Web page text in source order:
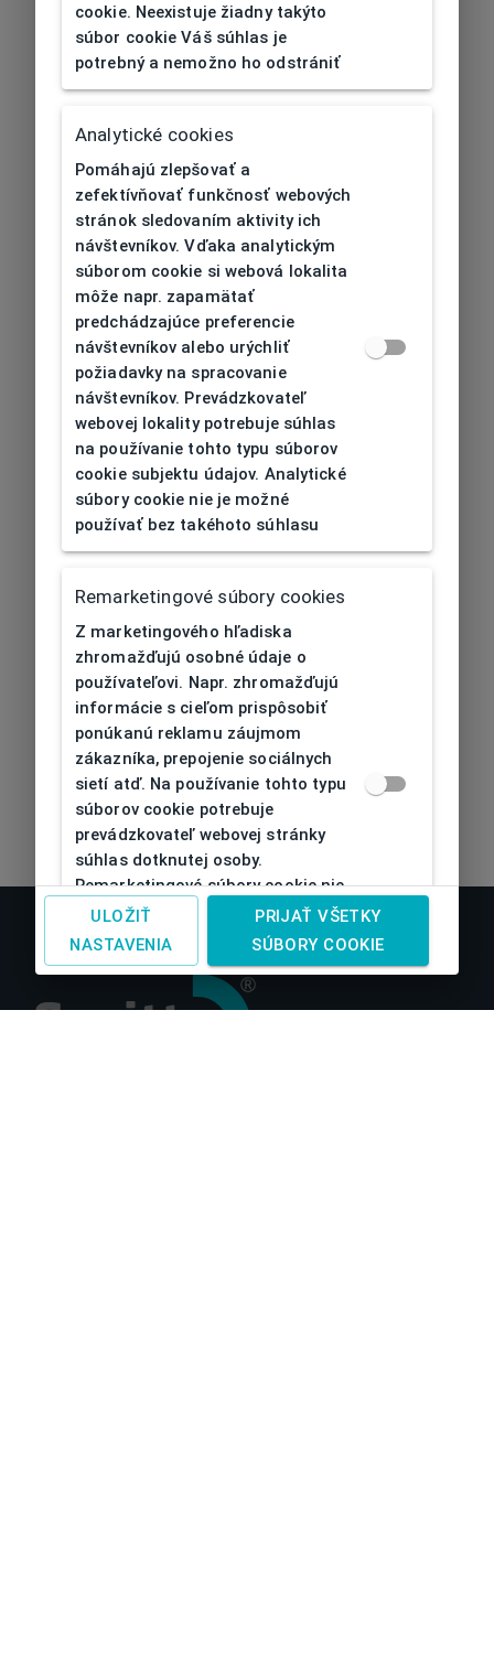
404| Nenájdené
cookie. Neexistuje žiadny takýto
súbor cookie Váš súhlas je
potrebný a nemožno ho odstrániť
Analytické cookies
Pomáhajú zlepšovať a
zefektívňovať funkčnosť webových
stránok sledovaním aktivity ich
návštevníkov. Vďaka analytickým
súborom cookie si webová lokalita
môže napr. zapamätať
predchádzajúce preferencie
návštevníkov alebo urýchliť
požiadavky na spracovanie
návštevníkov. Prevádzkovateľ
webovej lokality potrebuje súhlas
na používanie tohto typu súborov
cookie subjektu údajov. Analytické
súbory cookie nie je možné
používať bez takéhoto súhlasu
Remarketingové súbory cookies
Z marketingového hľadiska
zhromažďujú osobné údaje o
používateľovi. Napr. zhromažďujú
informácie s cieľom prispôsobiť
ponúkanú reklamu záujmom
zákazníka, prepojenie sociálnych
sietí atď. Na používanie tohto typu
súborov cookie potrebuje
prevádzkovateľ webovej stránky
súhlas dotknutej osoby.
Remarketingové súbory cookie nie
je možné bez takéhoto súhlasu
používať
ULOŽIŤ
NASTAVENIA
PRIJAŤ VŠETKY
SÚBORY COOKIE